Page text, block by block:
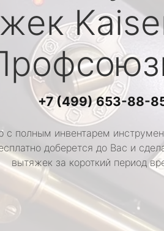
+7 (499) 653-88-
полным инвентарем
доберется до Вас и
вытяжек за короткий период